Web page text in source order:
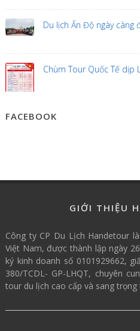
Du lịch Ấn Độ ngày
Chùm Tour Quốc Tế dịp
FACEBOOK
GIỚI THIỆU
Công ty CP Du Lịch Handetour
Việt Nam, được thành lập ngày
ký kinh doanh số 0101929662,
380/TCDL- GP-LHQT, chuyên
tour du lịch cao cấp và sang